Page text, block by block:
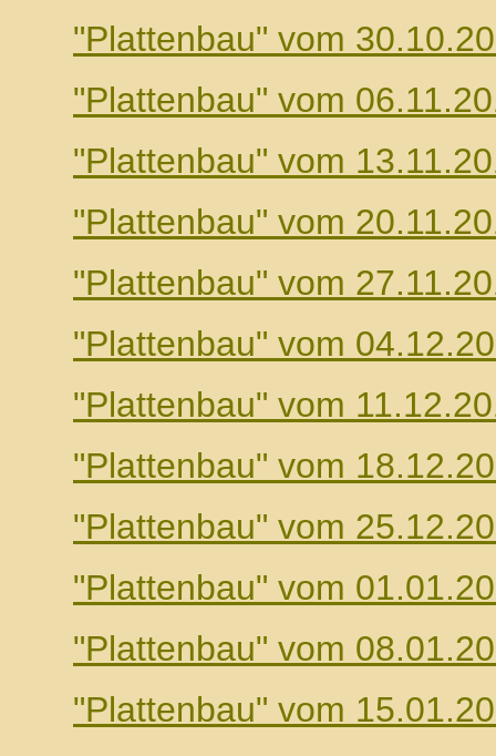
"Plattenbau" vom
"Plattenbau" vom
"Plattenbau" vom
"Plattenbau" vom
"Plattenbau" vom
"Plattenbau" vom
"Plattenbau" vom
"Plattenbau" vom
"Plattenbau" vom
"Plattenbau" vom
"Plattenbau" vom
"Plattenbau" vom